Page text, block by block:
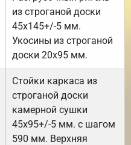
из строганой доски
45х145+/-5 мм.
Укосины из строганой
доски 20х95 мм.
Стойки каркаса из
строганой доски
камерной сушки
45х95+/-5 мм. с шагом
590 мм. Верхняя